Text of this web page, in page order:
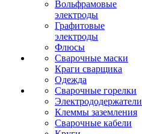
Вольфрамовые
электроды
Графитовые
электроды
Флюсы
Сварочные маски
Краги сварщика
Одежда
Сварочные горелки
Электрододержатели
Клеммы заземления
Сварочные кабели